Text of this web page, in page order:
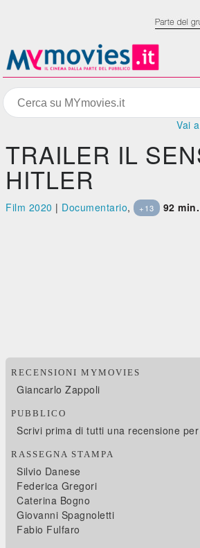
Vai
TRAILER IL
HITLER
Film 2020 | Documentario, +13 92 min.
RECENSIONI MYMOVIES
Giancarlo Zappoli
PUBBLICO
Scrivi prima di tutti una recensione
RASSEGNA STAMPA
Silvio Danese
Federica Gregori
Caterina Bogno
Giovanni Spagnoletti
Fabio Fulfaro